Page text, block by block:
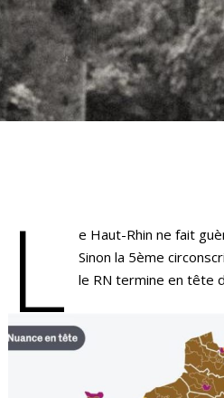
L
e Haut-Rhin ne fait
Sinon la 5ème
le RN termine en tête